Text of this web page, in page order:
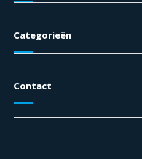
Categorieën
Contact